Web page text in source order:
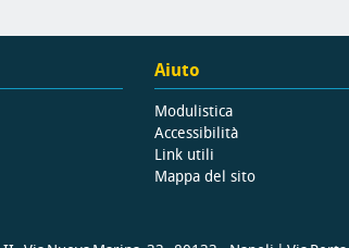
Aiuto
Modulistica
Accessibilità
Link utili
Mappa del sito